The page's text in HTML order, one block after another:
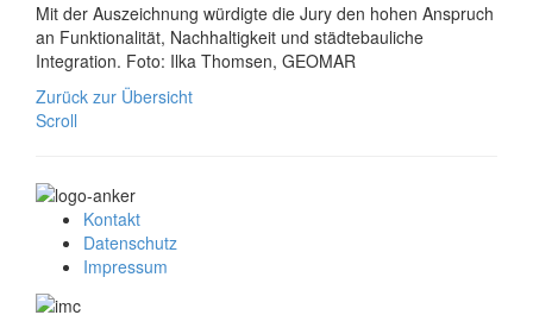
Mit der Auszeichnung würdigte die Jury den hohen Anspruch
an Funktionalität, Nachhaltigkeit und städtebauliche
Integration. Foto: Ilka Thomsen, GEOMAR
Zurück zur Übersicht
Scroll
Kontakt
Datenschutz
Impressum